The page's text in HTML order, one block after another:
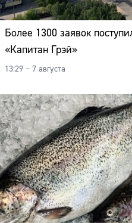
Более 1300 заявок
«Капитан Грэй»
13:29 – 7 августа